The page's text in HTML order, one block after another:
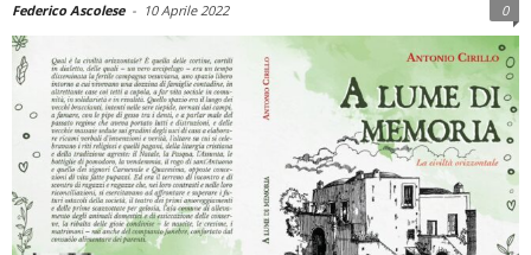
Federico Ascolese - 10 Aprile 2022 0